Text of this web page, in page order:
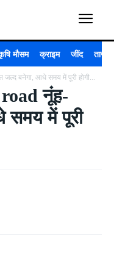
मौसम क्राइम जींद ताजा
जल्द बनेगा, आधे समय में पूरी होगी...
नूंह-
में पूरी